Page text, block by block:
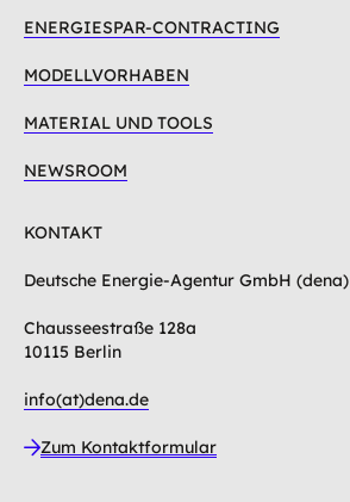
ENERGIESPAR-CONTRACTING
MODELLVORHABEN
MATERIAL UND TOOLS
NEWSROOM
KONTAKT
Deutsche Energie-Agentur GmbH (dena)
Chausseestraße 128a
10115 Berlin
info(at)dena.de
Zum Kontaktformular